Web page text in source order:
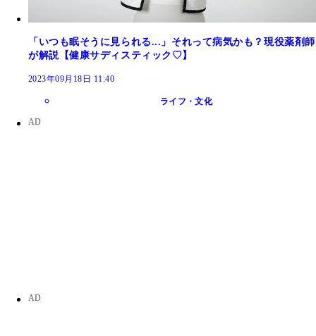
「いつも眠そうに見られる...」それって病気かも？現役薬剤師
が解説【健康サディスティック♡】
2023年09月18日 11:40
ライフ・文化